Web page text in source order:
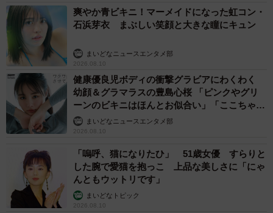
爽やか青ビキニ！マーメイドになった虹コン・
石浜芽衣 まぶしい笑顔と大きな瞳にキュン
まいどなニュースエンタメ部
2026.08.10
健康優良児ボディの衝撃グラビアにわくわく
幼顔＆グラマラスの豊島心桜 「ピンクやグリ
ーンのビキニはほんとお似合い」「ここちゃん
天使 また可愛くなった」
まいどなニュースエンタメ部
2026.08.10
「嗚呼、猫になりたひ」 51歳女優 すらりと
した腕で愛猫を抱っこ 上品な美しさに「にゃ
んともウットリです」
まいどなトピック
2026.08.10